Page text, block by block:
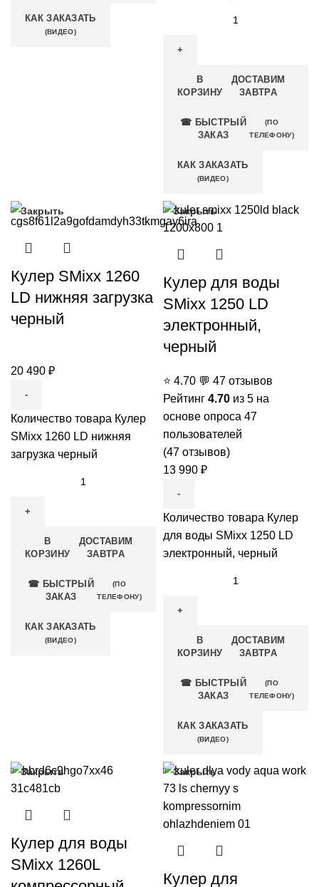
КАК ЗАКАЗАТЬ
(ВИДЕО)
В
КОРЗИНУ
ДОСТАВИМ
ЗАВТРА
☎ БЫСТРЫЙ
ЗАКАЗ
(ПО
ТЕЛЕФОНУ)
КАК ЗАКАЗАТЬ
(ВИДЕО)
Закрыть
Кулер SMixx 1260
LD нижняя загрузка
черный
20 490 ₽
Количество товара Кулер
SMixx 1260 LD нижняя
загрузка черный
В
КОРЗИНУ
ДОСТАВИМ
ЗАВТРА
☎ БЫСТРЫЙ
ЗАКАЗ
(ПО
ТЕЛЕФОНУ)
КАК ЗАКАЗАТЬ
(ВИДЕО)
Закрыть
Кулер для воды
SMixx 1250 LD
электронный,
черный
⭐ 4.70 💬 47 отзывов
Рейтинг 4.70 из 5 на
основе опроса 47
пользователей
(47 отзывов)
13 990 ₽
Количество товара Кулер
для воды SMixx 1250 LD
электронный, черный
В
КОРЗИНУ
ДОСТАВИМ
ЗАВТРА
☎ БЫСТРЫЙ
ЗАКАЗ
(ПО
ТЕЛЕФОНУ)
КАК ЗАКАЗАТЬ
(ВИДЕО)
Закрыть
Кулер для воды
SMixx 1260L
Закрыть
Кулер для